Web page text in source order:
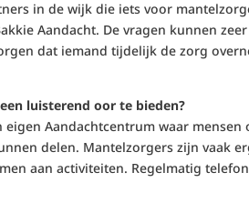
in de wijk die iets voor
Aandacht. De vragen kunnen
dat iemand tijdelijk de zorg
luisterend oor te bieden?
eigen Aandachtcentrum waar
delen. Mantelzorgers zijn vaak
aan activiteiten. Regelmatig